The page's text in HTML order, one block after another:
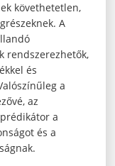
követhetetlen,
A
rendszerezhetők,
és
a
az
a
és a